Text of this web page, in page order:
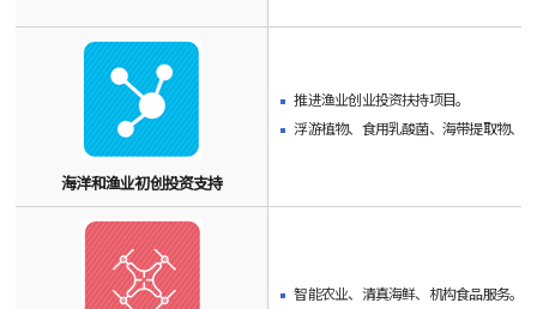
海洋和渔业初创投资支持
推进渔业创业投资扶持项目。
浮游植物、食用乳酸菌、海带提取物、
智能农业、清真海鲜、机构食品服务。